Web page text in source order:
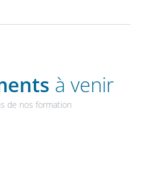
à venir
de nos formation